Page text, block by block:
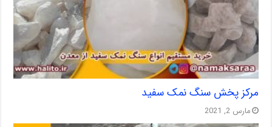
مرکز پخش سنگ نمک سفید
مارس 2, 2021